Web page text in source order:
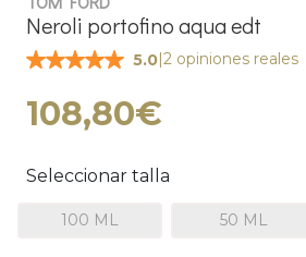
Neroli portofino aqua edt
5.0|2 opiniones reales
108,80€
Seleccionar talla
100 ML 50 ML